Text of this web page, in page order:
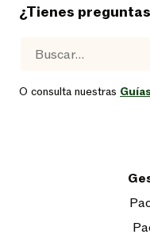
¿Tienes
O consulta nuestras